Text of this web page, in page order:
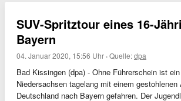
SUV-Spritztour eines 16-
Bayern
04. Januar 2020, 15:56 Uhr ·Quelle:dpa
Bad Kissingen (dpa) - Ohne Führerschein ist
Niedersachsen tagelang mit einem gestohlenen
Deutschland nach Bayern gefahren. Der